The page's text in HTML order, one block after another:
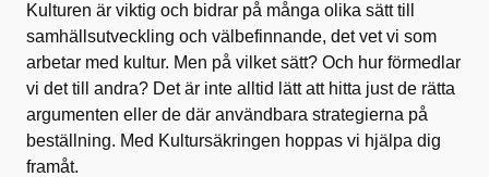
Kulturen är viktig och bidrar på många olika sätt till
samhällsutveckling och välbefinnande, det vet vi som
arbetar med kultur. Men på vilket sätt? Och hur förmedlar
vi det till andra? Det är inte alltid lätt att hitta just de rätta
argumenten eller de där användbara strategierna på
beställning. Med Kultursäkringen hoppas vi hjälpa dig
framåt.